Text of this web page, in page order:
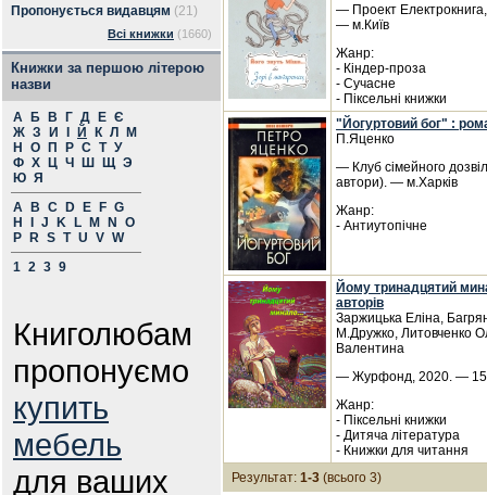
Пропонується видавцям (21)
Всі книжки (1660)
Книжки за першою літерою
назви
А Б В Г Д Е Є
Ж З И Й К Л
М
Н
О П Р С Т У
Ф Х Ц Ч Ш Щ Э
Ю Я
A
B C D E F G
H
J K L M N
O
P
R S T U V W
1 2 3 9
Книголюбам
пропонуємо
купить
мебель
для ваших
— Проект
— м.Київ
Жанр:
- Кіндер-проза
- Сучасне
- Піксельні книжки
"Йогуртовий бог" :
П.Яценко
— Клуб сімейного
автори). — м.Харків
Жанр:
- Антиутопічне
Йому тринадцятий
авторів
Заржицька Еліна,
М.Дружко, Литовченко
Валентина
— Журфонд, 2020. —
Жанр:
- Піксельні книжки
- Дитяча література
- Книжки для читання
Результат: 1-3 (всього 3)